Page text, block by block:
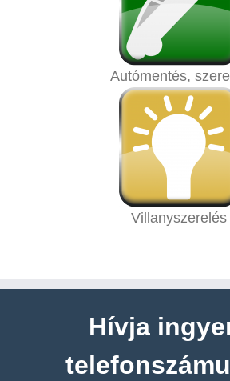
Autómentés,
Villanyszerelés
Hívja